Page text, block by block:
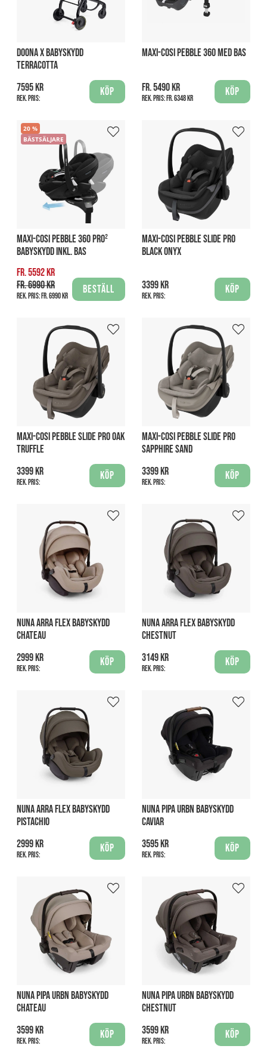
DOONA X BABYSKYDD
TERRACOTTA
7595 kr
Rek. pris:
Köp
MAXI-COSI PEBBLE 360 MED BAS
fr. 5490 kr
Rek. pris: fr. 6348 kr
Köp
20
BÄSTSÄLJARE
MAXI-COSI PEBBLE 360 PRO²
BABYSKYDD INKL. BAS
fr. 5592 kr
fr. 6990 kr
Rek. pris: fr. 6990 kr
Beställ
MAXI-COSI PEBBLE SLIDE PRO
BLACK ONYX
3399 kr
Rek. pris:
Köp
MAXI-COSI PEBBLE SLIDE PRO OAK
TRUFFLE
3399 kr
Rek. pris:
Köp
MAXI-COSI PEBBLE SLIDE PRO
SAPPHIRE SAND
3399 kr
Rek. pris:
Köp
NUNA ARRA FLEX BABYSKYDD
CHATEAU
2999 kr
Rek. pris:
Köp
NUNA ARRA FLEX BABYSKYDD
CHESTNUT
3149 kr
Rek. pris:
Köp
NUNA ARRA FLEX BABYSKYDD
PISTACHIO
2999 kr
Rek. pris:
Köp
NUNA PIPA URBN BABYSKYDD
CAVIAR
3595 kr
Rek. pris:
Köp
NUNA PIPA URBN BABYSKYDD
CHATEAU
3599 kr
Rek. pris:
Köp
NUNA PIPA URBN BABYSKYDD
CHESTNUT
3599 kr
Rek. pris:
Köp